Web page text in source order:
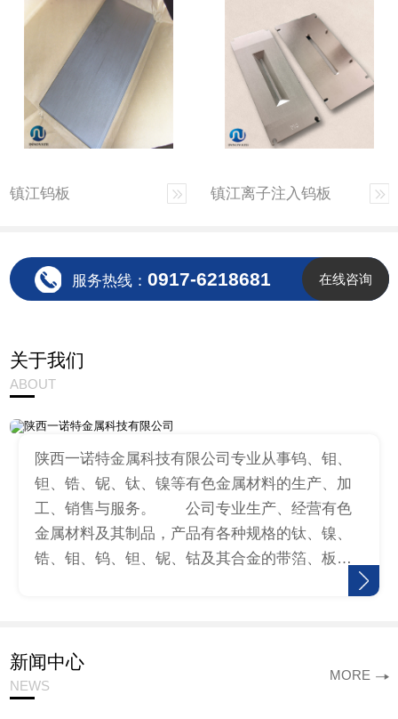
镇江钨板 镇江离子注入钨板
服务热线： 0917-6218681 在线咨询
关于我们
ABOUT
陕西一诺特金属科技有限公司专业从事钨、钼、
钽、锆、铌、钛、镍等有色金属材料的生产、加
工、销售与服务。 公司专业生产、经营有色
金属材料及其制品，产品有各种规格的钛、镍、
锆、钼、钨、钽、铌、钴及其合金的带箔、板、
新闻中心
NEWS
MORE